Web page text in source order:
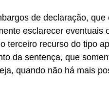
de declaração, que
esclarecer eventuais
terceiro recurso do tipo
da sentença, que
quando não há mais